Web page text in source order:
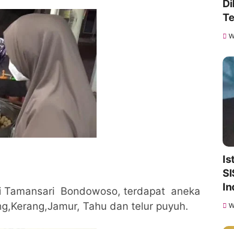
Tamansari Bondowoso, terdapat aneka
Tahu dan telur puyuh.